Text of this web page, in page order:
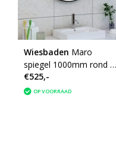
Wiesbaden Maro
spiegel 1000mm rond +
Led matzwart
€525,-
OP VOORRAAD